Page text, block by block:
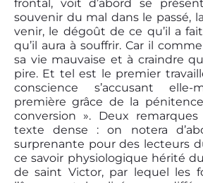
frontal, voit d’abord se
souvenir du mal dans le passé,
venir, le dégoût de ce qu’il a
qu’il aura à souffrir. Car il
sa vie mauvaise et à craindre
pire. Et tel est le premier
conscience s’accusant elle-
première grâce de la
conversion ». Deux
texte dense : on notera
surprenante pour des lecteurs
ce savoir physiologique hérité du
de saint Victor, par lequel les